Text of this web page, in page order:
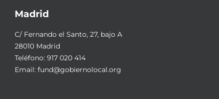
Madrid
C/ Fernando el Santo, 27, bajo A
28010 Madrid
Teléfono: 917 020 414
Email: fund@gobiernolocal.org